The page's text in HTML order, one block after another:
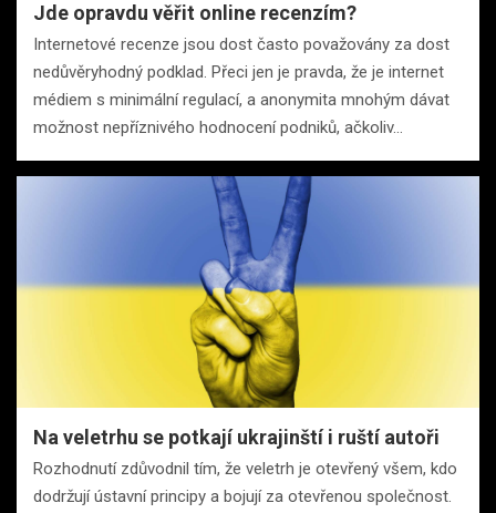
Jde opravdu věřit online recenzím?
Internetové recenze jsou dost často považovány za dost
nedůvěryhodný podklad. Přeci jen je pravda, že je internet
médiem s minimální regulací, a anonymita mnohým dávat
možnost nepříznivého hodnocení podniků, ačkoliv…
Na veletrhu se potkají ukrajinští i ruští autoři
Rozhodnutí zdůvodnil tím, že veletrh je otevřený všem, kdo
dodržují ústavní principy a bojují za otevřenou společnost.